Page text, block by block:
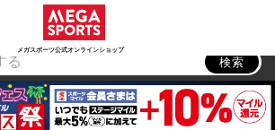
メガスポーツ公式オンラインショップ
アウトドア
検索